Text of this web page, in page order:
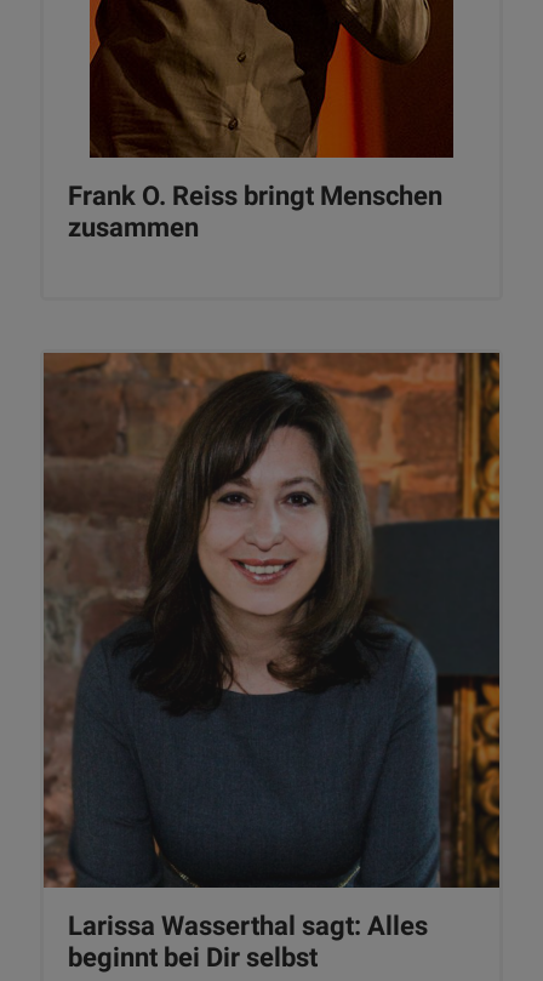
Frank O. Reiss bringt Menschen
zusammen
Larissa Wasserthal sagt: Alles
beginnt bei Dir selbst